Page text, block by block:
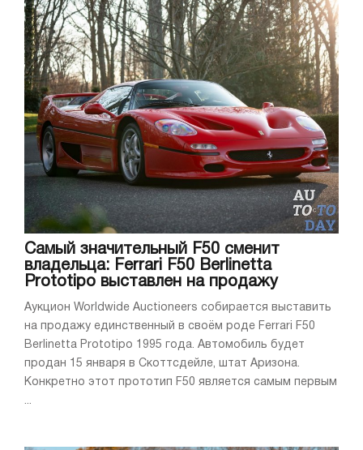
Самый значительный F50 сменит
владельца: Ferrari F50 Berlinetta
Prototipo выставлен на продажу
Аукцион Worldwide Auctioneers собирается выставить
на продажу единственный в своём роде Ferrari F50
Berlinetta Prototipo 1995 года. Автомобиль будет
продан 15 января в Скоттсдейле, штат Аризона.
Конкретно этот прототип F50 является самым первым
...